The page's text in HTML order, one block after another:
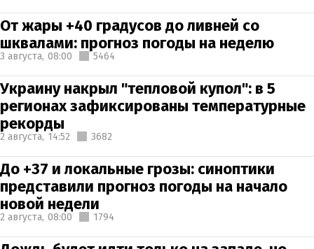
От жары +40 градусов до ливней со
шквалами: прогноз погоды на неделю
3 августа, 08:00 5464
Украину накрыл "тепловой купол": в 5
регионах зафиксированы температурные
рекорды
2 августа, 14:52 3682
До +37 и локальные грозы: синоптики
представили прогноз погоды на начало
новой недели
2 августа, 08:00 1794